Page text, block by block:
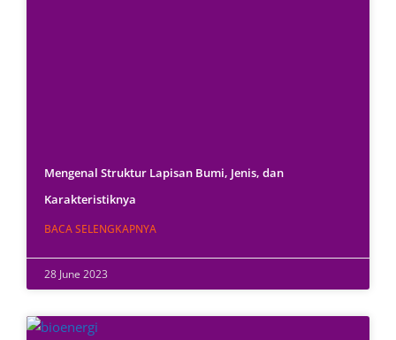
Mengenal Struktur Lapisan Bumi, Jenis, dan
Karakteristiknya
BACA SELENGKAPNYA
28 June 2023